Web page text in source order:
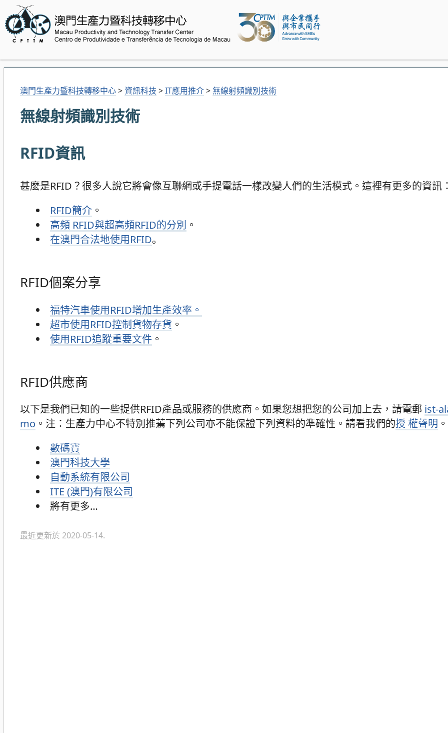
澳門生產力暨科技轉移中心> 資訊科技 >IT應用推介>無線射頻識別技術
無線射頻識別技術
RFID資訊
甚麼是RFID？很多人說它將會像互聯網或手提電話一樣改變人們的生活模式。這裡有更多的資訊
RFID簡介 。
高頻 RFID與超高頻RFID的分別 。
在澳門合法地使用RFID。
RFID個案分享
福特汽車使用RFID增加生產效率。
超市使用RFID控制貨物存貨 。
使用RFID追蹤重要文件 。
RFID供應商
以下是我們已知的一些提供RFID產品或服務的供應商。如果您想把您的公司加上去，請電郵 ist-
mo 。注：生產力中心不特別推蔫下列公司亦不能保證下列資料的準確性。請看我們的授 權聲明 。
數碼寶
澳門科技大學
自動系統有限公司
ITE (澳門)有限公司
將有更多…
最近更新於 2020-05-14.